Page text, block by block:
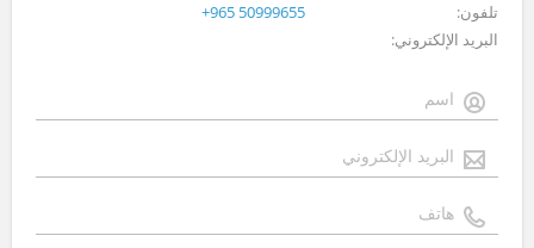
تلفون
+965 50999655
البريد الإلكتروني